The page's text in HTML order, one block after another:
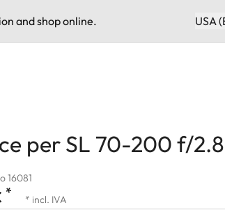
and shop online. USA
per SL 70-200 f/
16081
* * incl. IVA